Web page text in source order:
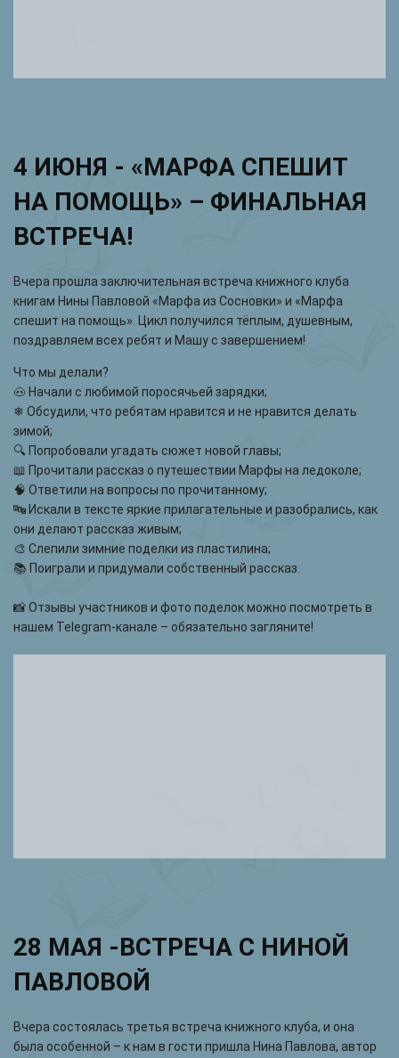
4 ИЮНЯ - «МАРФА СПЕШИТ
НА ПОМОЩЬ» – ФИНАЛЬНАЯ
ВСТРЕЧА!
Вчера прошла заключительная встреча книжного клуба
книгам Нины Павловой «Марфа из Сосновки» и «Марфа
спешит на помощь». Цикл получился тёплым, душевным,
поздравляем всех ребят и Машу с завершением!
Что мы делали?
🐽 Начали с любимой поросячьей зарядки;
❄ Обсудили, что ребятам нравится и не нравится делать
зимой;
🔍 Попробовали угадать сюжет новой главы;
📖 Прочитали рассказ о путешествии Марфы на ледоколе;
🧠 Ответили на вопросы по прочитанному;
🔤 Искали в тексте яркие прилагательные и разобрались, как
они делают рассказ живым;
🎨 Слепили зимние поделки из пластилина;
📚 Поиграли и придумали собственный рассказ.
📸 Отзывы участников и фото поделок можно посмотреть в
нашем Telegram-канале – обязательно загляните!
28 МАЯ -ВСТРЕЧА С НИНОЙ
ПАВЛОВОЙ
Вчера состоялась третья встреча книжного клуба, и она
была особенной – к нам в гости пришла Нина Павлова, автор